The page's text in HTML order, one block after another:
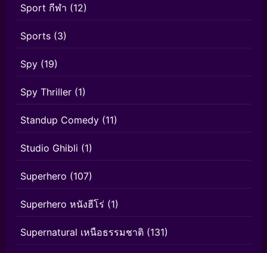
Sport กีฬา (12)
Sports (3)
Spy (19)
Spy Thriller (1)
Standup Comedy (11)
Studio Ghibli (1)
Superhero (107)
Superhero หนังฮีโร่ (1)
Supernatural เหนือธรรมชาติ (131)